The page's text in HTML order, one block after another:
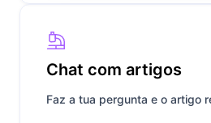
Chat com artigos
Faz a tua pergunta e o artigo